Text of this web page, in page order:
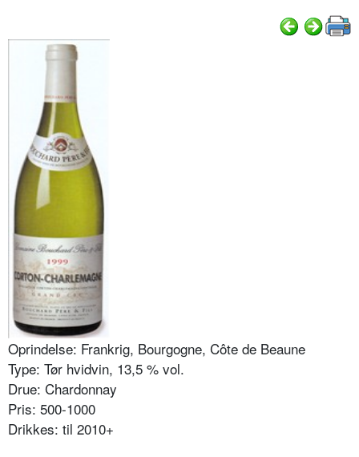
Oprindelse: Frankrig, Bourgogne, Côte de Beaune
Type: Tør hvidvin, 13,5 % vol.
Drue: Chardonnay
Pris: 500-1000
Drikkes: til 2010+